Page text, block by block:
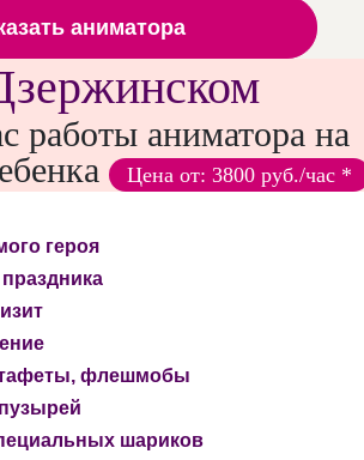
аниматора
работы аниматора на
Цена от: 3800 руб./час *
героя
флешмобы
шариков